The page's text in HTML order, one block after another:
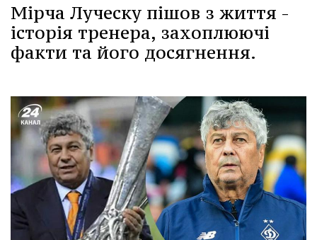
Мірча Луческу пішов з життя -
історія тренера, захоплюючі
факти та його досягнення.